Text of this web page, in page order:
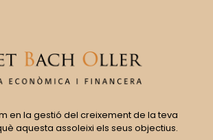
en la gestió del creixement de la teva
aquesta assoleixi els seus objectius.